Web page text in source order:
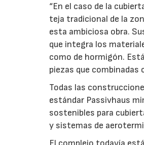
“En el caso de la
teja tradicional de la
esta ambiciosa obra.
que integra los
como de hormigón.
piezas que
Todas las
estándar Passivhaus
sostenibles para
y sistemas de